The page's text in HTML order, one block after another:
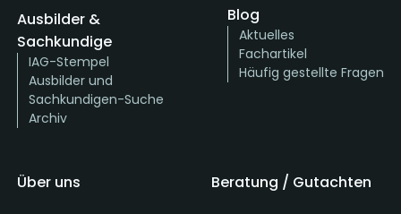
Ausbilder &
Sachkundige
IAG-Stempel
Ausbilder und
Sachkundigen-Suche
Archiv
Blog
Aktuelles
Fachartikel
Häufig gestellte Fragen
Über uns Beratung / Gutachten